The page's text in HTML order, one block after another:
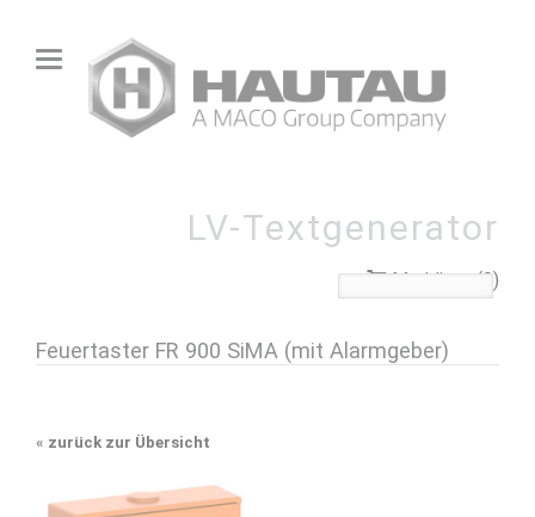
LV-Textgenerator
Merkliste (0)
Feuertaster FR 900 SiMA (mit Alarmgeber)
« zurück zur Übersicht